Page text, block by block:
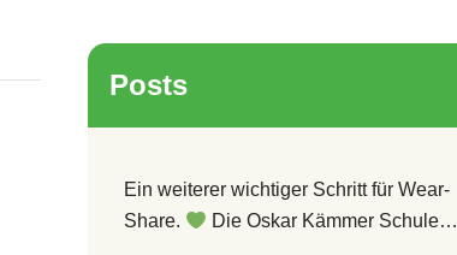
Posts
Ein weiterer wichtiger Schritt für Wear-
Share.
Die Oskar Kämmer Schule…